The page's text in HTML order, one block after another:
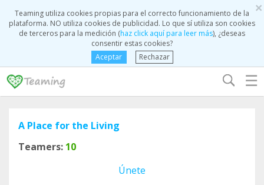
×
Teaming utiliza cookies propias para el correcto funcionamiento de la
plataforma. NO utiliza cookies de publicidad. Lo que sí utiliza son cookies
de terceros para la medición (haz click aquí para leer más), ¿deseas
consentir estas cookies?
Aceptar
Rechazar
☰
A Place for the Living
Teamers: 10
Únete